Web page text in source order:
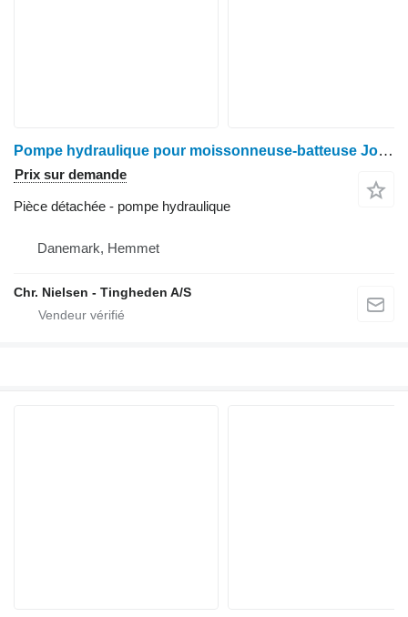
Pompe hydraulique pour moissonneuse-batteuse John Deere 1085
Prix sur demande
Pièce détachée - pompe hydraulique
Danemark, Hemmet
Chr. Nielsen - Tingheden A/S